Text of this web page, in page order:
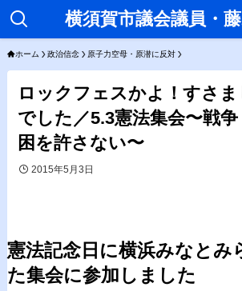
横須賀市議会議員・
ホーム 政治信念 原子力空母・原潜に反対
ロックフェスかよ！すさ
でした／5.3憲法集会〜戦
困を許さない〜
2015年5月3日
憲法記念日に横浜みなとみ
た集会に参加しました